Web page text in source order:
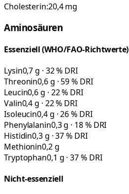
Cholesterin:20,4mg
Aminosäuren
Essenziell (WHO/FAO-Richtwerte)
Lysin0,7 g · 32 % DRI
Threonin0,6 g · 59 % DRI
Leucin0,6 g · 22 % DRI
Valin0,4 g · 22 % DRI
Isoleucin0,4 g · 26 % DRI
Phenylalanin0,3 g · 18 % DRI
Histidin0,3 g · 37 % DRI
Methionin0,2 g
Tryptophan0,1 g · 37 % DRI
Nicht-essenziell